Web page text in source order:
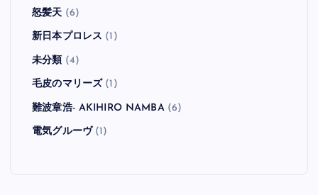
怒髪天 (6)
新日本プロレス (1)
未分類 (4)
毛皮のマリーズ (1)
難波章浩- AKIHIRO NAMBA(6)
電気グルーヴ(1)